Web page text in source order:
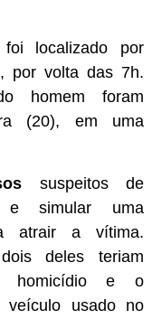
localizado por
por volta das 7h.
homem foram
(20), em uma
suspeitos de
e simular uma
atrair a vítima.
deles teriam
homicídio e o
veículo usado no